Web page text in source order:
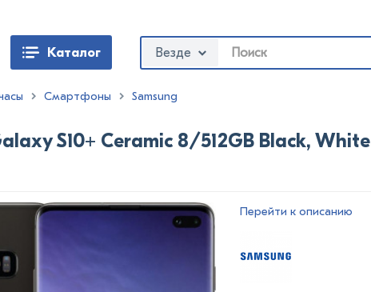
Каталог Везде
Смартфоны Samsung
S10+ Ceramic 8/512GB Black, White
Перейти к описанию